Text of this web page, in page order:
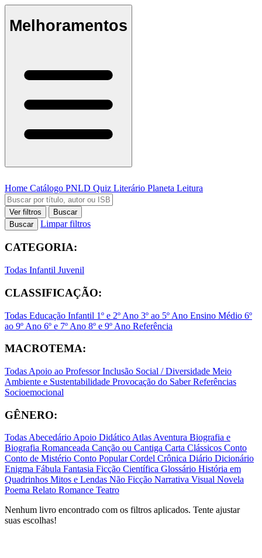
Melhoramentos
Home Catálogo PNLD Quiz Literário Planeta Leitura
Ver filtros
Buscar
Buscar
Limpar filtros
CATEGORIA:
Todas Infantil Juvenil
CLASSIFICAÇÃO:
Todas Educação Infantil 1º e 2º Ano 3º ao 5º Ano Ensino Médio 6º
ao 9º Ano 6º e 7º Ano 8º e 9º Ano Referência
MACROTEMA:
Todas Apoio ao ProfessorInclusão Social / Diversidade Meio
Ambiente e Sustentabilidade Provocação do SaberReferências
Socioemocional
GÊNERO:
TodasAbecedárioApoio DidáticoAtlasAventura Biografia e
Biografia Romanceada Canção ou Cantiga Carta Clássicos Conto
Conto de Mistério Conto PopularCordel Crônica Diário Dicionário
Enigma Fábula Fantasia Ficção Científica Glossário História em
Quadrinhos Mitos e Lendas Não Ficção Narrativa Visual Novela
Poema Relato Romance Teatro
Nenhum livro encontrado com os filtros aplicados. Tente ajustar
suas escolhas!